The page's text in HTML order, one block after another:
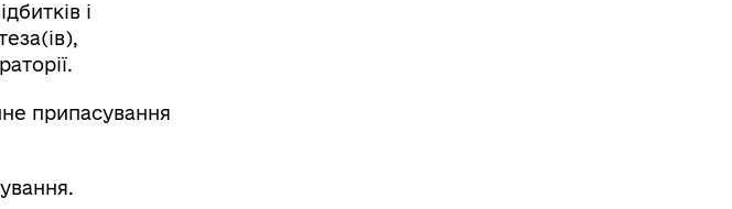
і
припасування